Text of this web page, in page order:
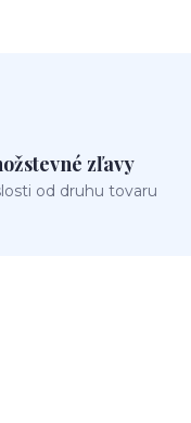
zľavy
od druhu tovaru